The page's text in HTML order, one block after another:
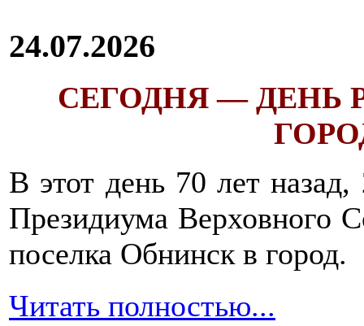
24.07.2026
СЕГОДНЯ — ДЕНЬ
В этот день 70 лет
Президиума Верховного
поселка Обнинск в город.
Читать полностью...